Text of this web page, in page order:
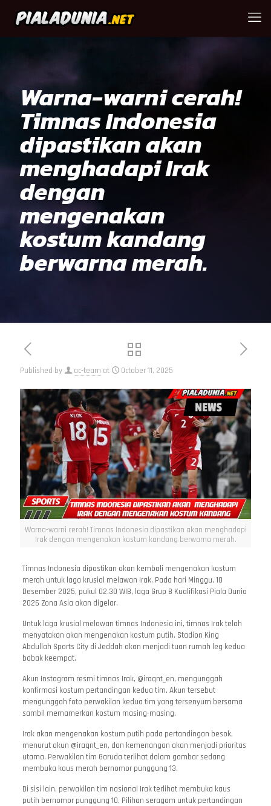
Warna-warni cerah!
Timnas Indonesia
dipastikan akan
menghadapi Irak
dengan
mengenakan
kostum kandang
berwarna merah.
Published by ac-team at October 11, 2025
Warna-warni cerah! Timnas Indonesia dipastikan akan menghadapi
Irak dengan mengenakan kostum kandang berwarna merah.
Timnas Indonesia dipastikan akan kembali mengenakan kostum
merah untuk laga krusial melawan Irak. Pada hari Minggu, 10
Desember 2025, pukul 02.30 WIB, laga Grup B Kualifikasi Piala Dunia
2026 Zona Asia akan digelar.
Untuk laga krusial melawan timnas Indonesia ini, timnas Irak telah
menyatakan akan mengenakan kostum putih. Stadion King
Abdullah Sports City di Jeddah akan menjadi tuan rumah leg kedua
babak keempat.
Akun Instagram resmi timnas Irak, @iraqnt_en, mengunggah
konfirmasi kostum pertandingan kedua tim. Akun tersebut
mengunggah foto perwakilan kedua tim yang tersenyum bersama
sambil memamerkan kostum masing-masing.
Irak akan mengenakan kostum putih pada pertandingan besok,
menurut akun @iraqnt_en, dan kemenangan akan menjadi prioritas
utama. Perwakilan tim Garuda terlihat dalam gambar sedang
membuka kaus merah bernomor punggung 13.
Di sisi lain, perwakilan tim nasional Irak terlihat membuka kaus
putih bernomor punggung 10. Pilihan seragam untuk pertandingan